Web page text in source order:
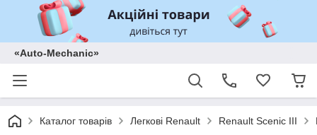
«Auto-Mechanic»
Каталог товарів Легкові Renault Renault Scenic III